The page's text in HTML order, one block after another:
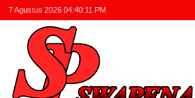
7 Agustus 2026 04:40:11 PM